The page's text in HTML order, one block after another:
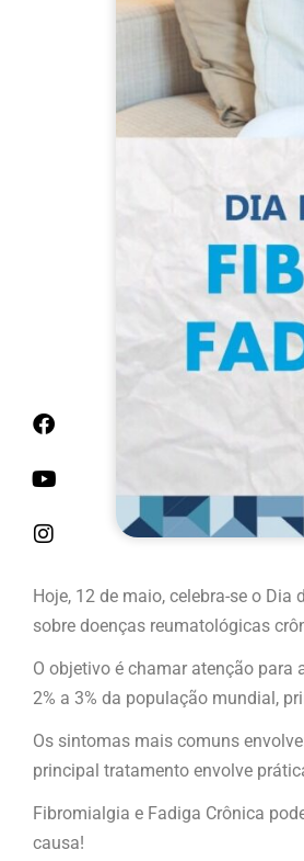
Hoje, 12 de maio, celebra-se o
sobre doenças reumatológicas
O objetivo é chamar atenção para
2% a 3% da população mundial,
Os sintomas mais comuns
principal tratamento envolve
Fibromialgia e Fadiga Crônica
causa!